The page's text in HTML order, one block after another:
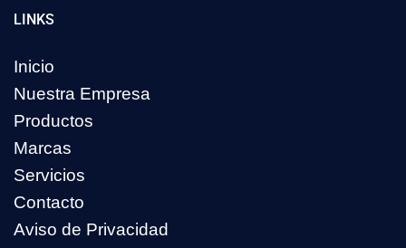
LINKS
Inicio
Nuestra Empresa
Productos
Marcas
Servicios
Contacto
Aviso de Privacidad